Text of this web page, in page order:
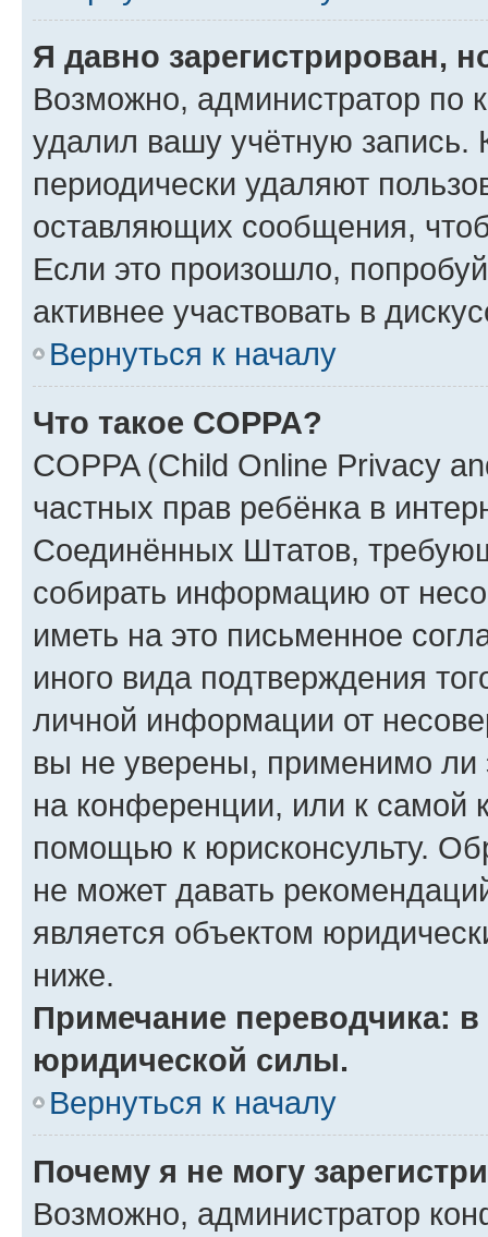
Я давно зарегистрирован,
Возможно, администратор по
удалил вашу учётную запись.
периодически удаляют
оставляющих сообщения,
Если это произошло,
активнее участвовать в
Вернуться к началу
Что такое COPPA?
COPPA (Child Online Privacy
частных прав ребёнка в
Соединённых Штатов,
собирать информацию от
иметь на это письменное
иного вида подтверждения
личной информации от
вы не уверены, применимо ли
на конференции, или к самой
помощью к юрисконсульту.
не может давать
является объектом
ниже.
Примечание переводчика:
юридической силы.
Вернуться к началу
Почему я не могу
Возможно, администратор